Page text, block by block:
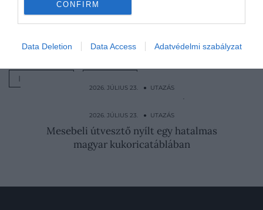
CONFIRM
Data Deletion Data Access Adatvédelmi szabályzat
Nyitókép: Fotó: Shutterstock
HONGKONG REPÜLŐ JEGY
INGYENES
2026. JÚLIUS 23. ● UTAZÁS
Készüljön mindenki: szinte kizárt, hogy
kikerüljük a…
2026. JÚLIUS 23. ● UTAZÁS
Mesebeli útvesztő nyílt egy hatalmas
magyar kukoricatáblában